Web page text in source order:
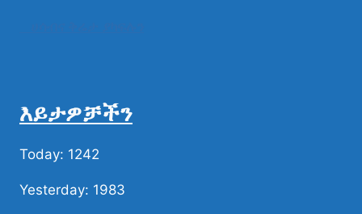
እይታዎቻችን
Today: 1242
Yesterday: 1983